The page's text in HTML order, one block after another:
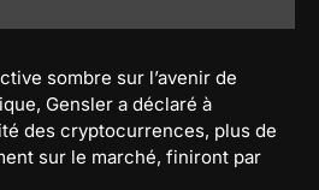
sombre sur l’avenir de
Gensler a déclaré à
des cryptocurrences, plus de
sur le marché, finiront par